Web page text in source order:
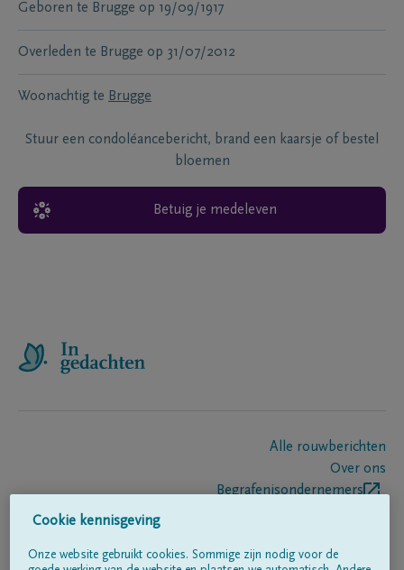
Geboren te Brugge op 19/09/1917
Overleden te Brugge op 31/07/2012
Woonachtig te Brugge
Stuur een condoléancebericht, brand een kaarsje of bestel
bloemen
Betuig je medeleven
Alle rouwberichten
Over ons
Begrafenisondernemers
Cookie kennisgeving
Onze website gebruikt cookies. Sommige zijn nodig voor de